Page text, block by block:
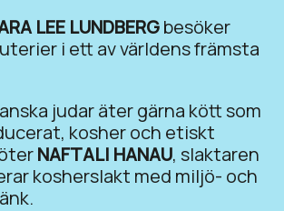
LEE LUNDBERGbesöker
i ett av världens främsta
judar äter gärna kött som
kosher och etiskt
NAFTALI HANAU, slaktaren
kosherslakt med miljö- och